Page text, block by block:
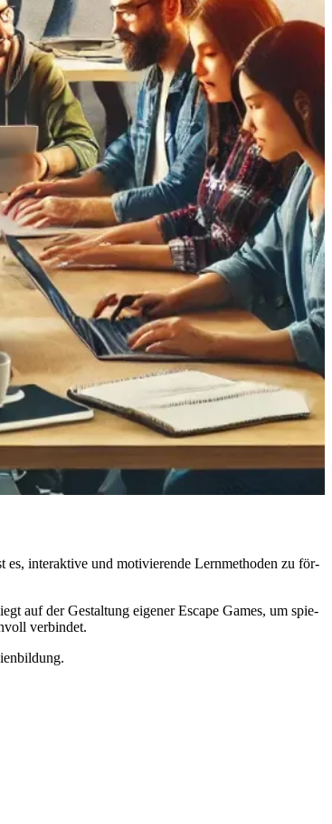
in­ter­ak­ti­ve und mo­ti­vie­ren­de Lern­me­tho­den zu för­
auf der Ge­stal­tung ei­ge­ner Es­cape Games, um spie­
ver­bin­det.